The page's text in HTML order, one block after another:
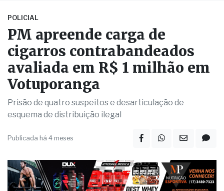
POLICIAL
PM apreende carga de
cigarros contrabandeados
avaliada em R$ 1 milhão em
Votuporanga
Prisão de quatro suspeitos e desarticulação de
esquema de distribuição ilegal
Publicada há 4 meses